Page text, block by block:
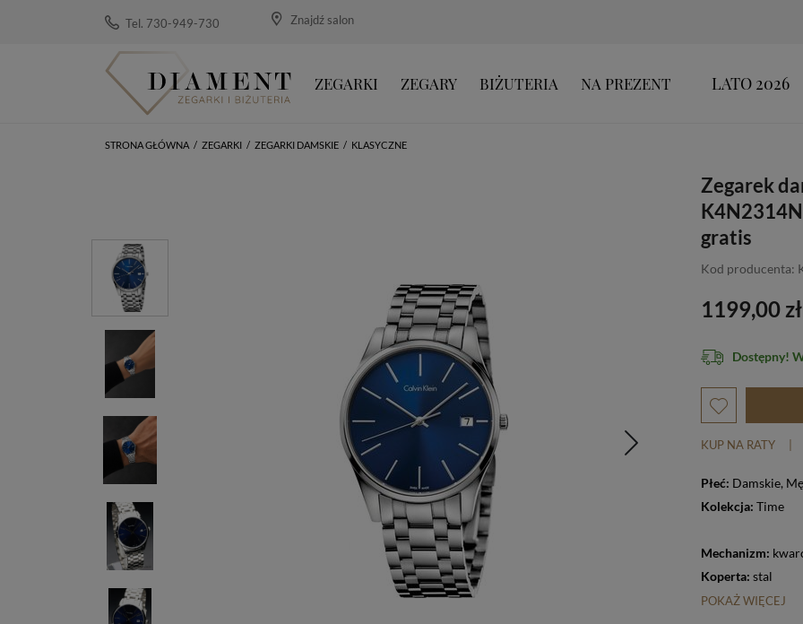
Tel. 730-949-730 Znajdź salon
ZEGARKI ZEGARY BIŻUTERIA NA PREZENT LATO 2026
STRONA GŁÓWNA / ZEGARKI / ZEGARKI DAMSKIE / KLASYCZNE
Zegarek
gratis
Kod producenta:
1199,00 zł
Dostępny!
KUP NA RATY
Płeć: Damskie,
Kolekcja: Time
Mechanizm:
Koperta: stal
POKAŻ WIĘCEJ